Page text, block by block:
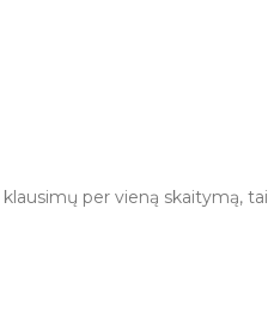
per vieną skaitymą, tai